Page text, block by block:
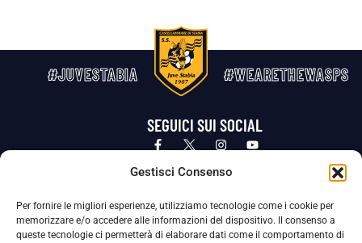
Gestisci Consenso
Per fornire le migliori esperienze, utilizziamo tecnologie come i cookie per
memorizzare e/o accedere alle informazioni del dispositivo. Il consenso a
queste tecnologie ci permetterà di elaborare dati come il comportamento di
#JUVESTABIA #WEARETHEWASPS
SEGUICI SUI SOCIAL
Privacy Policy Cookie Policy
La Società ha nominato il Responsabile della Protezione dei Dati Personali (DPO), figura specializzata che vigila sulle modalità
adottate dalla nostra Società per tutelare i Suoi dati personali.